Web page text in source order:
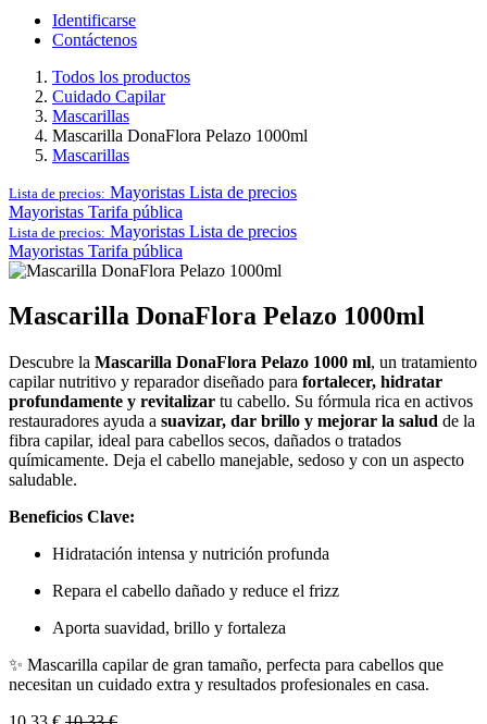
Identificarse
Contáctenos
Todos los productos
Cuidado Capilar
Mascarillas
Mascarilla DonaFlora Pelazo 1000ml
Mascarillas
Lista de precios: Mayoristas Lista de precios
Mayoristas Tarifa pública
Lista de precios: Mayoristas Lista de precios
Mayoristas Tarifa pública
Mascarilla DonaFlora Pelazo 1000ml
Descubre la Mascarilla DonaFlora Pelazo 1000 ml, un tratamiento
capilar nutritivo y reparador diseñado para fortalecer, hidratar
profundamente y revitalizar tu cabello. Su fórmula rica en activos
restauradores ayuda a suavizar, dar brillo y mejorar la salud de la
fibra capilar, ideal para cabellos secos, dañados o tratados
químicamente. Deja el cabello manejable, sedoso y con un aspecto
saludable.
Beneficios Clave:
Hidratación intensa y nutrición profunda
Repara el cabello dañado y reduce el frizz
Aporta suavidad, brillo y fortaleza
✨ Mascarilla capilar de gran tamaño, perfecta para cabellos que
necesitan un cuidado extra y resultados profesionales en casa.